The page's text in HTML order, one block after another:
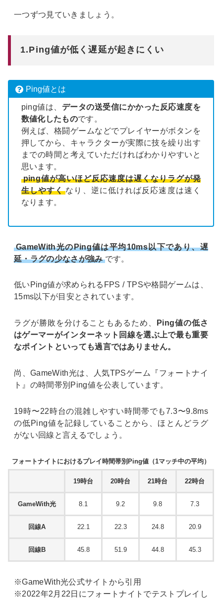
一つずつ見ていきましょう。
1.Ping値が低く遅延が起きにくい
Ping値とは
ping値は、 データの送受信にかかった反応速度を
数値化したものです。
例えば、格闘ゲームなどでプレイヤーがボタンを
押してから、キャラクターが実際に技を繰り出す
までの時間と考えていただければわかりやすいと
思います。
ping値が高いほど反応速度は遅くなりラグが発
生しやすく なり、逆に低ければ反応速度は速く
なります。
GameWith光のPing値は平均10ms以下であり、遅
延・ラグの少なさが強み です。
低いPing値が求められるFPS / TPSや格闘ゲームは、
15ms以下が目安とされています。
ラグが勝敗を分けることもあるため、
Ping値の低さ
はゲーマーがインターネット回線を選ぶ上で最も重要
なポイントといっても過言ではありません。
尚、GameWith光は、人気TPSゲーム『フォートナイ
ト』の時間帯別Ping値を公表しています。
19時〜22時台の混雑しやすい時間帯でも7.3〜9.8ms
の低Ping値を記録していることから、ほとんどラグ
がない回線と言えるでしょう。
フォートナイトにおけるプレイ時間帯別Ping値（1マッチ中の平均）
19時台 20時台 21時台 22時台
GameWith光 8.1 9.2 9.8 7.3
回線A 22.1 22.3 24.8 20.9
回線B 45.8 51.9 44.8 45.3
※GameWith光公式サイトから引用
※2022年2月22日にフォートナイトでテストプレイし